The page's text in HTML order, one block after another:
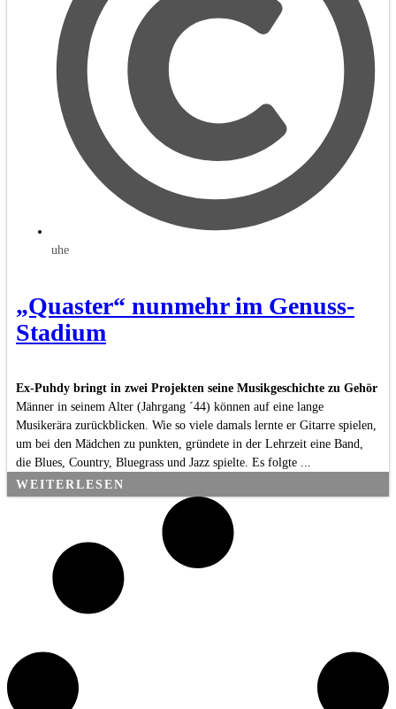
uhe
„Quaster“ nunmehr im Genuss-
Stadium
Ex-Puhdy bringt in zwei Projekten seine Musikgeschichte zu Gehör
Männer in seinem Alter (Jahrgang ´44) können auf eine lange
Musikerära zurückblicken. Wie so viele damals lernte er Gitarre spielen,
um bei den Mädchen zu punkten, gründete in der Lehrzeit eine Band,
die Blues, Country, Bluegrass und Jazz spielte. Es folgte ...
WEITERLESEN